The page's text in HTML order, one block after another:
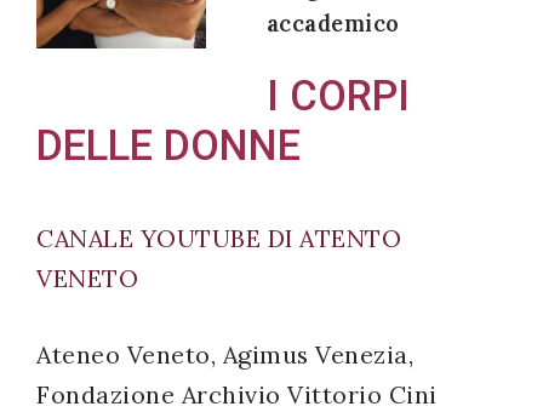
accademico
I CORPI
DELLE DONNE
CANALE YOUTUBE DI ATENTO
VENETO
Ateneo Veneto, Agimus Venezia,
Fondazione Archivio Vittorio Cini
miei dati
con il
decreto
196/03